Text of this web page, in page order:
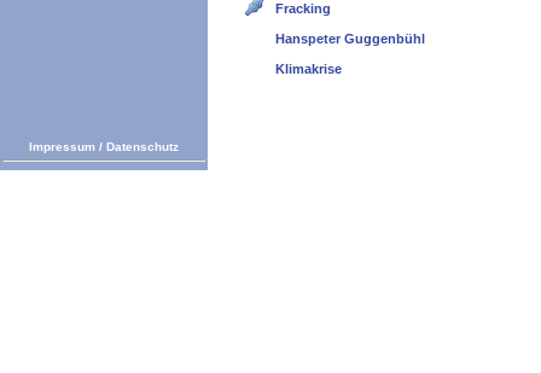
Fracking
Hanspeter Guggenbühl
Klimakrise
Impressum / Datenschutz